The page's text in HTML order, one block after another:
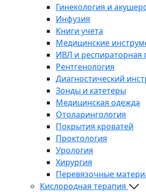
Гинекология и
Инфузия
Книги учета
Медицинские
ИВЛ и респираторная
Рентгенология
Диагностический
Зонды и катетеры
Медицинская одежда
Отоларингология
Покрытия кроватей
Проктология
Урология
Хирургия
Перевязочные
Кислородная терапия